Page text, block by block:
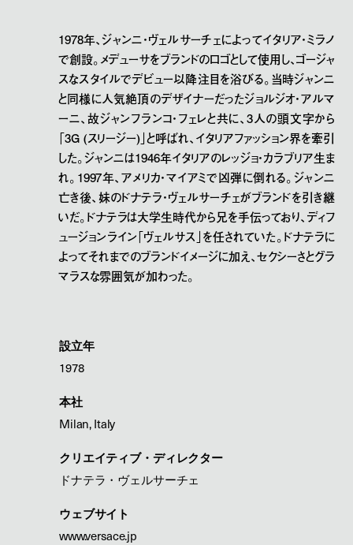
1978年、ジャンニ・ヴェルサーチェによってイタリア・ミラノ
で創設。メデューサをブランドのロゴとして使用し、ゴージャ
スなスタイルでデビュー以降注目を浴びる。当時ジャンニ
と同様に人気絶頂のデザイナーだったジョルジオ・アルマ
ーニ、故ジャンフランコ・フェレと共に、3人の頭文字から
「3G (スリージー)」と呼ばれ、イタリアファッション界を牽引
した。ジャンニは1946年イタリアのレッジョ・カラブリア生ま
れ。1997年、アメリカ・マイアミで凶弾に倒れる。ジャンニ
亡き後、妹のドナテラ・ヴェルサーチェがブランドを引き継
いだ。ドナテラは大学生時代から兄を手伝っており、ディフ
ュージョンライン「ヴェルサス」を任されていた。ドナテラに
よってそれまでのブランドイメージに加え、セクシーさとグラ
マラスな雰囲気が加わった。
設立年
1978
本社
Milan, Italy
クリエイティブ・ディレクター
ドナテラ・ヴェルサーチェ
ウェブサイト
www.versace.jp